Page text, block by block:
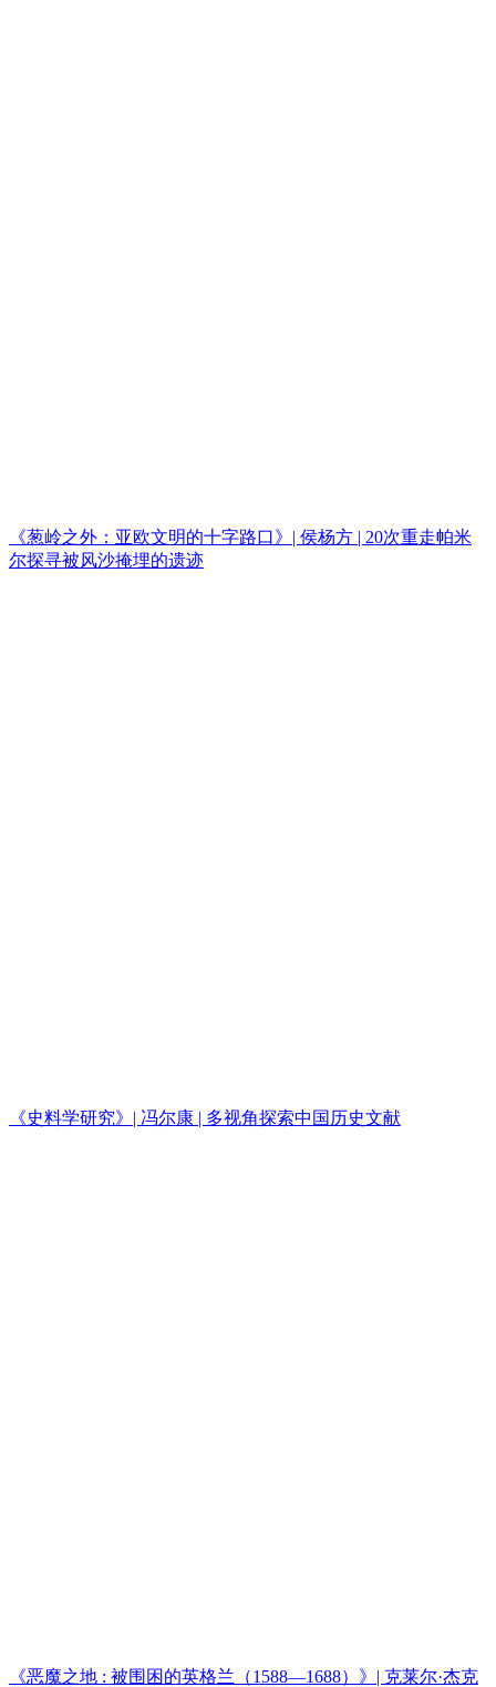
《葱岭之外：亚欧文明的十字路口》| 侯杨方 | 20次重走帕米
尔探寻被风沙掩埋的遗迹
《史料学研究》| 冯尔康 | 多视角探索中国历史文献
《恶魔之地 : 被围困的英格兰（1588—1688）》| 克莱尔·杰克